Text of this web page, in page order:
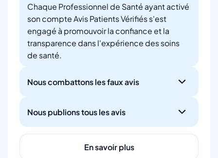
Chaque Professionnel de Santé ayant activé
son compte Avis Patients Vérifiés s'est
engagé à promouvoir la confiance et la
transparence dans l'expérience des soins
de santé.
Nous combattons les faux avis
Nous publions tous les avis
En savoir plus